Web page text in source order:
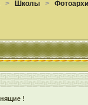
> Школы >
!